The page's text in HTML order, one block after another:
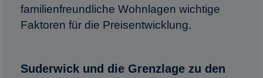
familienfreundliche Wohnlagen wichtige
Faktoren für die Preisentwicklung.
Suderwick und die Grenzlage zu den